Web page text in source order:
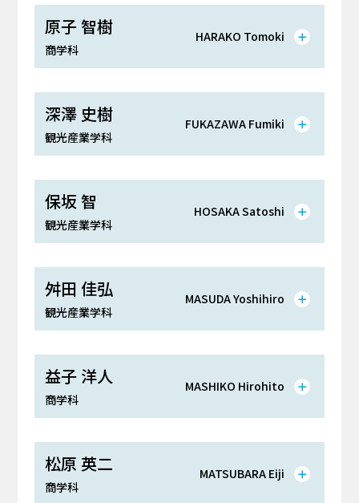
原子 智樹
商学科
HARAKO Tomoki
深澤 史樹
観光産業学科
FUKAZAWA Fumiki
保坂 智
観光産業学科
HOSAKA Satoshi
舛田 佳弘
観光産業学科
MASUDA Yoshihiro
益子 洋人
商学科
MASHIKO Hirohito
松原 英二
商学科
MATSUBARA Eiji